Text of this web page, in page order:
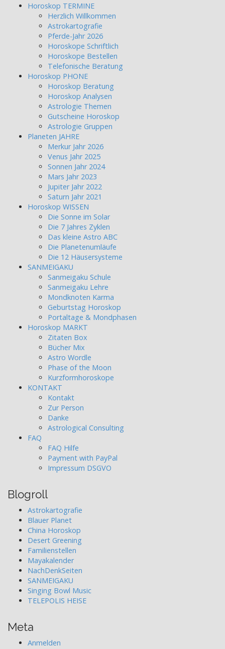
Horoskop TERMINE
Herzlich Willkommen
Astrokartografie
Pferde-Jahr 2026
Horoskope Schriftlich
Horoskope Bestellen
Telefonische Beratung
Horoskop PHONE
Horoskop Beratung
Horoskop Analysen
Astrologie Themen
Gutscheine Horoskop
Astrologie Gruppen
Planeten JAHRE
Merkur Jahr 2026
Venus Jahr 2025
Sonnen Jahr 2024
Mars Jahr 2023
Jupiter Jahr 2022
Saturn Jahr 2021
Horoskop WISSEN
Die Sonne im Solar
Die 7 Jahres Zyklen
Das kleine Astro ABC
Die Planetenumläufe
Die 12 Häusersysteme
SANMEIGAKU
Sanmeigaku Schule
Sanmeigaku Lehre
Mondknoten Karma
Geburtstag Horoskop
Portaltage & Mondphasen
Horoskop MARKT
Zitaten Box
Bücher Mix
Astro Wordle
Phase of the Moon
Kurzformhoroskope
KONTAKT
Kontakt
Zur Person
Danke
Astrological Consulting
FAQ
FAQ Hilfe
Payment with PayPal
Impressum DSGVO
Blogroll
Astrokartografie
Blauer Planet
China Horoskop
Desert Greening
Familienstellen
Mayakalender
NachDenkSeiten
SANMEIGAKU
Singing Bowl Music
TELEPOLIS HEISE
Meta
Anmelden